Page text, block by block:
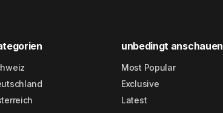
unbedingt anschauen
Most Popular
Exclusive
Latest